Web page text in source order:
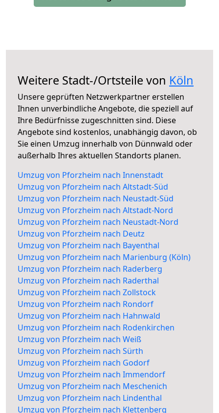
Weitere Stadt-/Ortsteile von Köln
Unsere geprüften Netzwerkpartner erstellen
Ihnen unverbindliche Angebote, die speziell auf
Ihre Bedürfnisse zugeschnitten sind. Diese
Angebote sind kostenlos, unabhängig davon, ob
Sie einen Umzug innerhalb von Dünnwald oder
außerhalb Ihres aktuellen Standorts planen.
Umzug von Pforzheim nach Innenstadt
Umzug von Pforzheim nach Altstadt-Süd
Umzug von Pforzheim nach Neustadt-Süd
Umzug von Pforzheim nach Altstadt-Nord
Umzug von Pforzheim nach Neustadt-Nord
Umzug von Pforzheim nach Deutz
Umzug von Pforzheim nach Bayenthal
Umzug von Pforzheim nach Marienburg (Köln)
Umzug von Pforzheim nach Raderberg
Umzug von Pforzheim nach Raderthal
Umzug von Pforzheim nach Zollstock
Umzug von Pforzheim nach Rondorf
Umzug von Pforzheim nach Hahnwald
Umzug von Pforzheim nach Rodenkirchen
Umzug von Pforzheim nach Weiß
Umzug von Pforzheim nach Sürth
Umzug von Pforzheim nach Godorf
Umzug von Pforzheim nach Immendorf
Umzug von Pforzheim nach Meschenich
Umzug von Pforzheim nach Lindenthal
Umzug von Pforzheim nach Klettenberg